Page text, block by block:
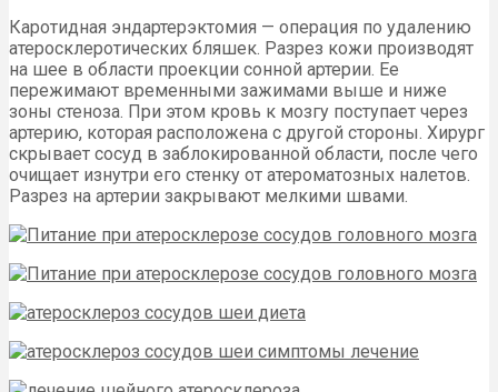
Каротидная эндартерэктомия — операция по удалению
атеросклеротических бляшек. Разрез кожи производят
на шее в области проекции сонной артерии. Ее
пережимают временными зажимами выше и ниже
зоны стеноза. При этом кровь к мозгу поступает через
артерию, которая расположена с другой стороны. Хирург
скрывает сосуд в заблокированной области, после чего
очищает изнутри его стенку от атероматозных налетов.
Разрез на артерии закрывают мелкими швами.